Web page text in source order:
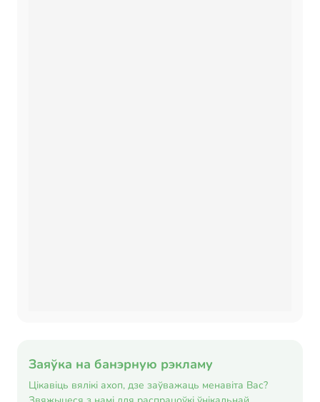
Заяўка на банэрную рэкламу
Цікавіць вялікі ахоп, дзе заўважаць менавіта Вас?